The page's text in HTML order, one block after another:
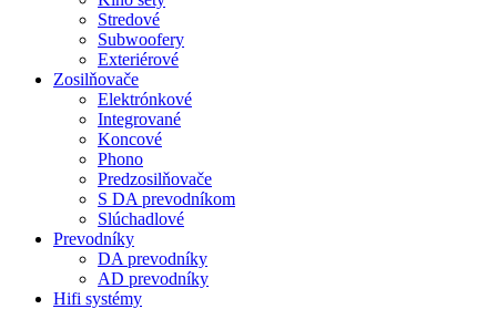
Stredové
Subwoofery
Exteriérové
Zosilňovače
Elektrónkové
Integrované
Koncové
Phono
Predzosilňovače
S DA prevodníkom
Slúchadlové
Prevodníky
DA prevodníky
AD prevodníky
Hifi systémy